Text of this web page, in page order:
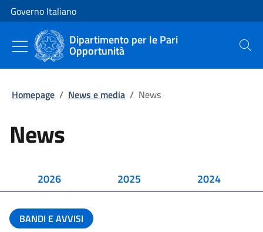
Vai al contenuto
Vai alla navigazione del sito
Governo Italiano
Dipartimento per le Pari
Opportunità Cerca
Homepage / News e media / News
News
2026 2025 2024
BANDI E AVVISI